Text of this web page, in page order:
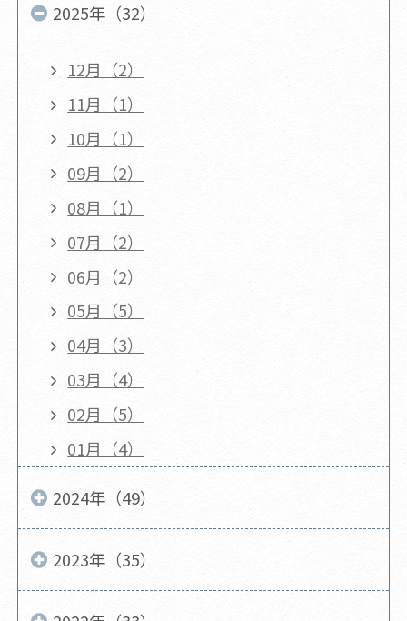
2025年（32）
12月（2）
11月（1）
10月（1）
09月（2）
08月（1）
07月（2）
06月（2）
05月（5）
04月（3）
03月（4）
02月（5）
01月（4）
2024年（49）
2023年（35）